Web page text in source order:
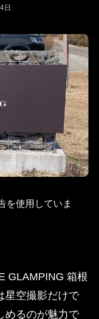
日
を使用していま
GLAMPING 箱根
星空撮影だけで
めるのが魅力で